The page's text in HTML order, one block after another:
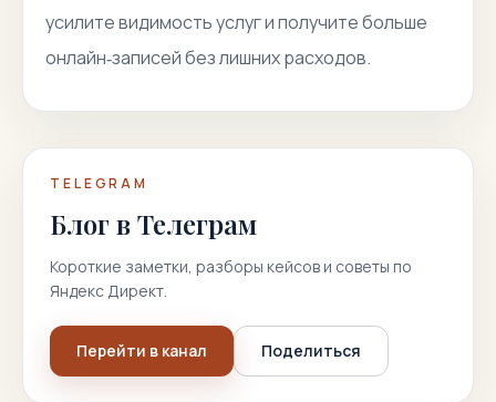
усилите видимость услуг и получите больше
онлайн‑записей без лишних расходов.
TELEGRAM
Блог в Телеграм
Короткие заметки, разборы кейсов и советы по
Яндекс Директ.
Перейти в канал Поделиться